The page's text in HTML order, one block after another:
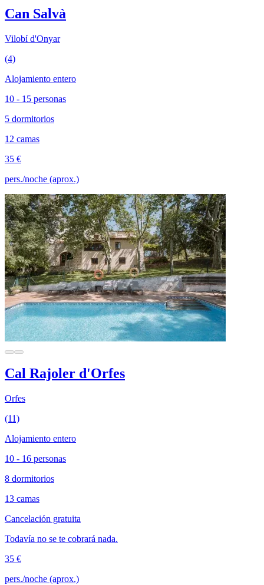
Can Salvà
Vilobí d'Onyar
(4)
Alojamiento entero
10 - 15 personas
5 dormitorios
12 camas
35 €
pers./noche (aprox.)
Cal Rajoler d'Orfes
Orfes
(11)
Alojamiento entero
10 - 16 personas
8 dormitorios
13 camas
Cancelación gratuita
Todavía no se te cobrará nada.
35 €
pers./noche (aprox.)